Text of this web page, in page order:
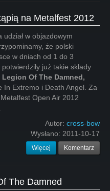
na Metalfest 2012
udział w objazdowym
że polski
w dniach od 1 do 3
już takie składy
Legion Of The Damned,
In Extremo i Death Angel. Za
Open Air 2012
Autor: cross-bow
Wysłano: 2011-10-17
Więcej Komentarz
The Damned